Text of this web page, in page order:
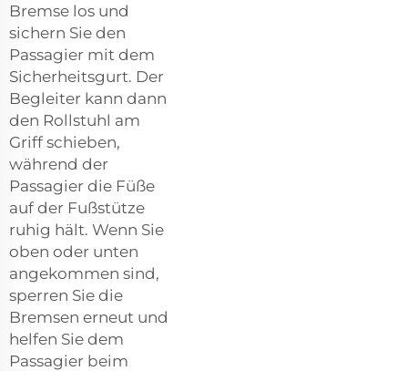
Bremse los und
sichern Sie den
Passagier mit dem
Sicherheitsgurt. Der
Begleiter kann dann
den Rollstuhl am
Griff schieben,
während der
Passagier die Füße
auf der Fußstütze
ruhig hält. Wenn Sie
oben oder unten
angekommen sind,
sperren Sie die
Bremsen erneut und
helfen Sie dem
Passagier beim